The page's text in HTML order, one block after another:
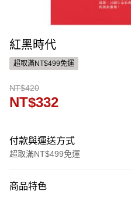
紅黑時代
超取滿NT$499免運
NT$420
NT$332
付款與運送方式
超取滿NT$499免運
信用卡一次付款
商品特色